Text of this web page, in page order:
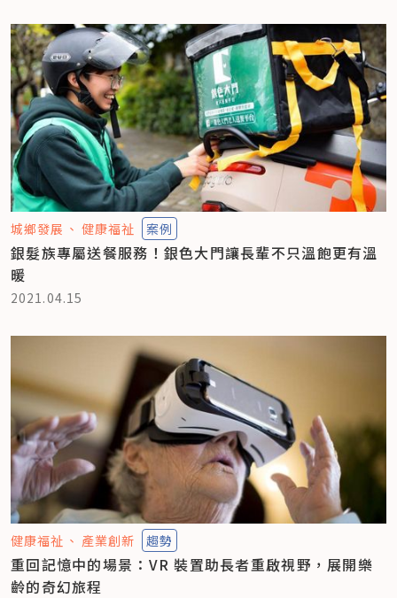
城鄉發展 健康福祉 案例
銀髮族專屬送餐服務！銀色大門讓長輩不只溫飽更有溫
暖
2021.04.15
健康福祉 產業創新 趨勢
重回記憶中的場景：VR 裝置助長者重啟視野，展開樂
齡的奇幻旅程